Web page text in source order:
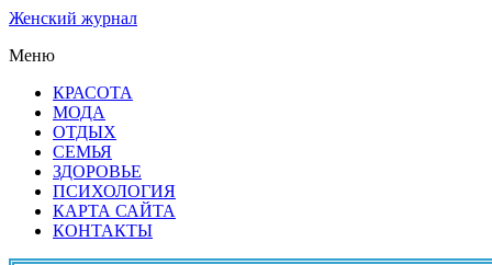
Женский журнал
Меню
КРАСОТА
МОДА
ОТДЫХ
СЕМЬЯ
ЗДОРОВЬЕ
ПСИХОЛОГИЯ
КАРТА САЙТА
КОНТАКТЫ